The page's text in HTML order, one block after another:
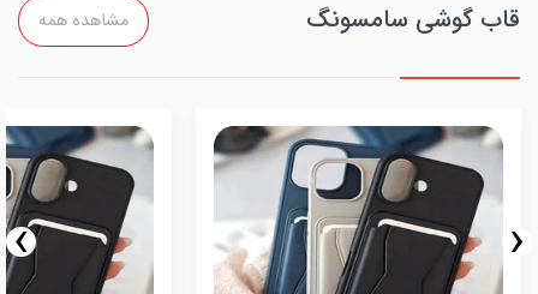
قاب گوشی سامسونگ مشاهده همه
‹
›